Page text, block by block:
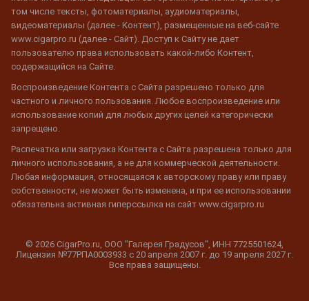
том числе тексты, фотоматериалы, аудиоматериалы,
видеоматериалы (далее - Контент), размещенные на веб-сайте
www.cigarpro.ru (далее - Сайт). Доступ к Сайту не дает
пользователю права использовать какой-либо Контент,
содержащийся на Сайте.
Воспроизведение Контента с Сайта разрешено только для
частного и личного пользования. Любое воспроизведение или
использование копий для любых других целей категорически
запрещено.
Распечатка или загрузка Контента с Сайта разрешена только для
личного использования, а не для коммерческой деятельности.
Любая информация, относящаяся к авторскому праву или праву
собственности, не может быть изменена, и при ее использовании
обязательна активная гиперссылка на сайт www.cigarpro.ru
© 2026 CigarPro.ru, ООО "Галерея Градусов", ИНН 7725501624,
Лицензия №77РПА0003933 c 20 апреля 2007 г. до 19 апреля 2027 г.
Все права защищены.